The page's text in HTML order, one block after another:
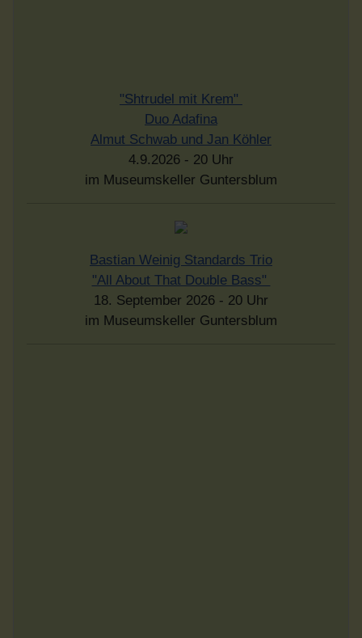
Rheinhesssiche Mundarten
Einführung in eine Sprachlandschaft
Vortrag von Dr. Rudolf Post
Eintritt frei - Spenden erwünscht
"Glück. Was im Leben wirklich zählt"